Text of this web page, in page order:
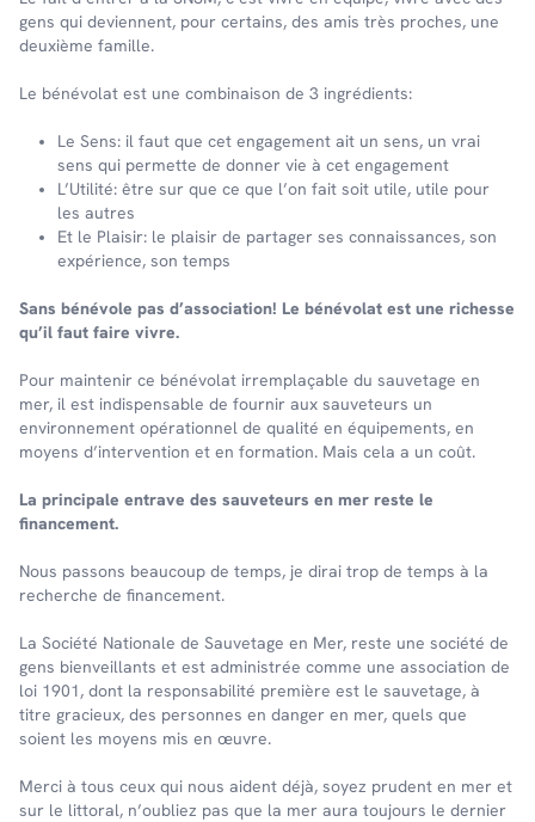
gens qui deviennent, pour certains, des amis très proches, une
deuxième famille.
Le bénévolat est une combinaison de 3 ingrédients:
Le Sens: il faut que cet engagement ait un sens, un vrai
sens qui permette de donner vie à cet engagement
L’Utilité: être sur que ce que l’on fait soit utile, utile pour
les autres
Et le Plaisir: le plaisir de partager ses connaissances, son
expérience, son temps
Sans bénévole pas d’association! Le bénévolat est une richesse
qu’il faut faire vivre.
Pour maintenir ce bénévolat irremplaçable du sauvetage en
mer, il est indispensable de fournir aux sauveteurs un
environnement opérationnel de qualité en équipements, en
moyens d’intervention et en formation. Mais cela a un coût.
La principale entrave des sauveteurs en mer reste le
financement.
Nous passons beaucoup de temps, je dirai trop de temps à la
recherche de financement.
La Société Nationale de Sauvetage en Mer, reste une société de
gens bienveillants et est administrée comme une association de
loi 1901, dont la responsabilité première est le sauvetage, à
titre gracieux, des personnes en danger en mer, quels que
soient les moyens mis en œuvre.
Merci à tous ceux qui nous aident déjà, soyez prudent en mer et
sur le littoral, n’oubliez pas que la mer aura toujours le dernier